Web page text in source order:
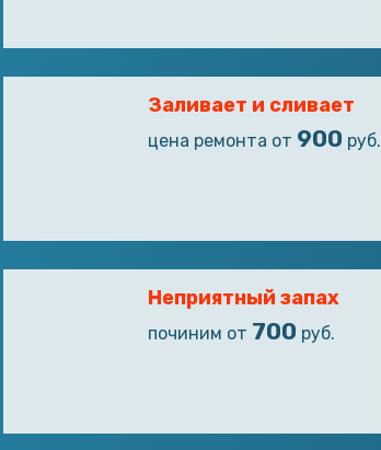
Заливает и сливает
цена ремонта от 900 руб.
Неприятный запах
починим от 700 руб.